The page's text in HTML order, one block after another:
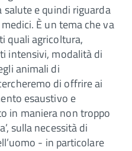
e quindi riguarda
È un tema che va
quali agricoltura,
intensivi, modalità di
animali di
di offrire ai
esaustivo e
in maniera non troppo
sulla necessità di
- in particolare